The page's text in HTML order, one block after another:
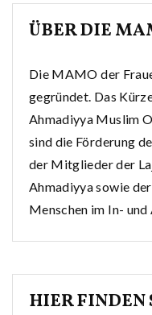
ÜBER DIE
Die MAMO der
gegründet. Das
Ahmadiyya Muslim
sind die Förderung
der Mitglieder der
Ahmadiyya sowie
Menschen im In- und
HIER FINDEN